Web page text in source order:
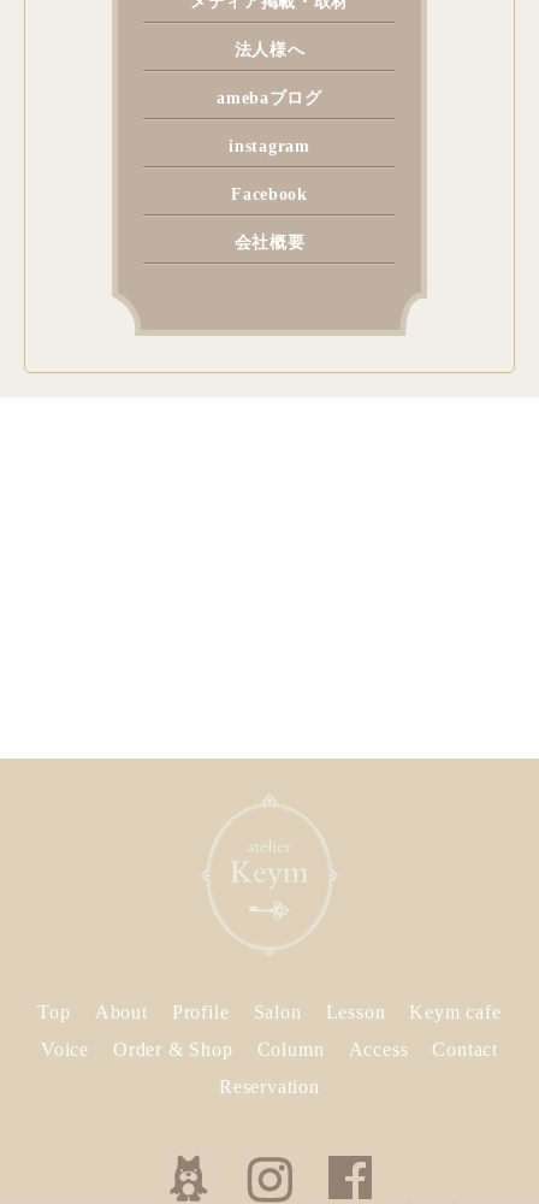
法人様へ
amebaブログ
instagram
Facebook
会社概要
Top About Profile Salon Lesson
Keym cafe
Voice
Order & Shop Column Access
Contact
Reservation